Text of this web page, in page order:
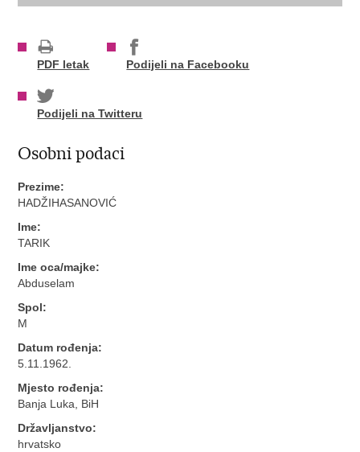
PDF letak Podijeli na Facebooku
Podijeli na Twitteru
Osobni podaci
Prezime:
HADŽIHASANOVIĆ
Ime:
TARIK
Ime oca/majke:
Abduselam
Spol:
M
Datum rođenja:
5.11.1962.
Mjesto rođenja:
Banja Luka, BiH
Državljanstvo:
hrvatsko